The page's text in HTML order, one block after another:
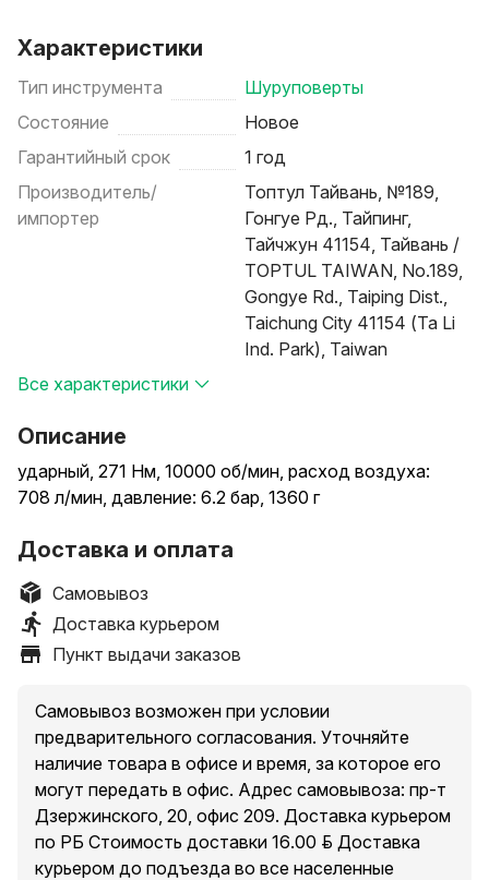
Характеристики
Тип инструмента
Шуруповерты
Состояние
Новое
Гарантийный срок
1 год
Производитель/
импортер
Топтул Тайвань, №189,
Гонгуе Рд., Тайпинг,
Тайчжун 41154, Тайвань /
TOPTUL TAIWAN, No.189,
Gongye Rd., Taiping Dist.,
Taichung City 41154 (Ta Li
Ind. Park), Taiwan
Все характеристики
Описание
ударный, 271 Нм, 10000 об/мин, расход воздуха:
708 л/мин, давление: 6.2 бар, 1360 г
Доставка и оплата
Самовывоз
Доставка курьером
Пункт выдачи заказов
Самовывоз возможен при условии
предварительного согласования. Уточняйте
наличие товара в офисе и время, за которое его
могут передать в офис. Адрес самовывоза: пр-т
Дзержинского, 20, офис 209. Доставка курьером
по РБ Стоимость доставки 16.00 руб. Доставка
курьером до подъезда во все населенные